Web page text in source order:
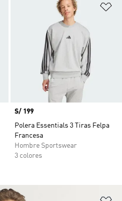
Añadir a la lista de deseos
Precio
S/ 199
Polera Essentials 3 Tiras Felpa
Francesa
Hombre Sportswear
3 colores